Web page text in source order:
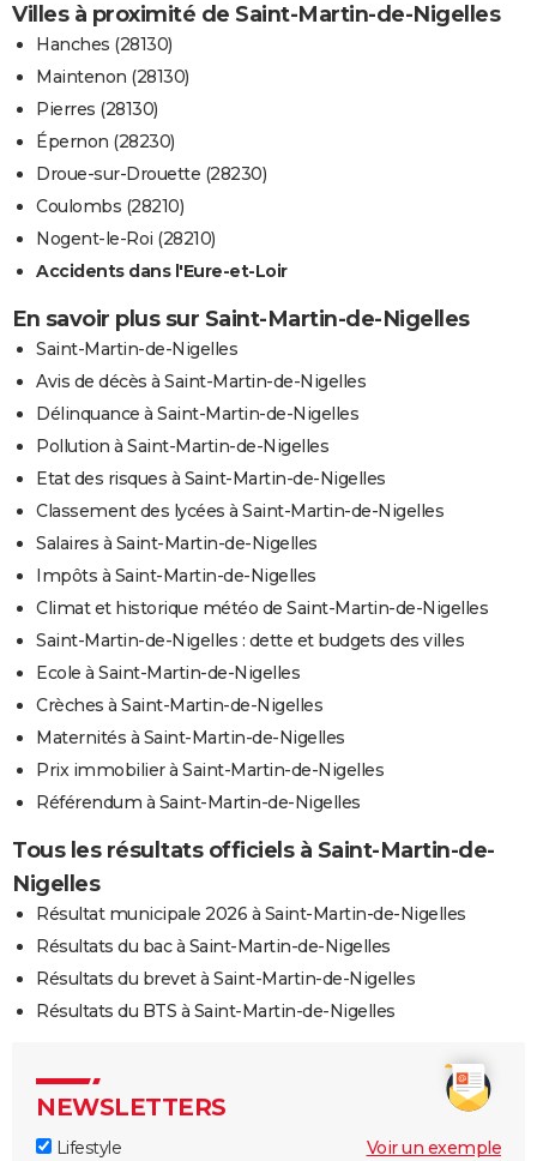
Villes à proximité de Saint-Martin-de-Nigelles
Hanches (28130)
Maintenon (28130)
Pierres (28130)
Épernon (28230)
Droue-sur-Drouette (28230)
Coulombs (28210)
Nogent-le-Roi (28210)
Accidents dans l'Eure-et-Loir
En savoir plus sur Saint-Martin-de-Nigelles
Saint-Martin-de-Nigelles
Avis de décès à Saint-Martin-de-Nigelles
Délinquance à Saint-Martin-de-Nigelles
Pollution à Saint-Martin-de-Nigelles
Etat des risques à Saint-Martin-de-Nigelles
Classement des lycées à Saint-Martin-de-Nigelles
Salaires à Saint-Martin-de-Nigelles
Impôts à Saint-Martin-de-Nigelles
Climat et historique météo de Saint-Martin-de-Nigelles
Saint-Martin-de-Nigelles : dette et budgets des villes
Ecole à Saint-Martin-de-Nigelles
Crèches à Saint-Martin-de-Nigelles
Maternités à Saint-Martin-de-Nigelles
Prix immobilier à Saint-Martin-de-Nigelles
Référendum à Saint-Martin-de-Nigelles
Tous les résultats officiels à Saint-Martin-de-
Nigelles
Résultat municipale 2026 à Saint-Martin-de-Nigelles
Résultats du bac à Saint-Martin-de-Nigelles
Résultats du brevet à Saint-Martin-de-Nigelles
Résultats du BTS à Saint-Martin-de-Nigelles
NEWSLETTERS
Lifestyle
Voir un exemple